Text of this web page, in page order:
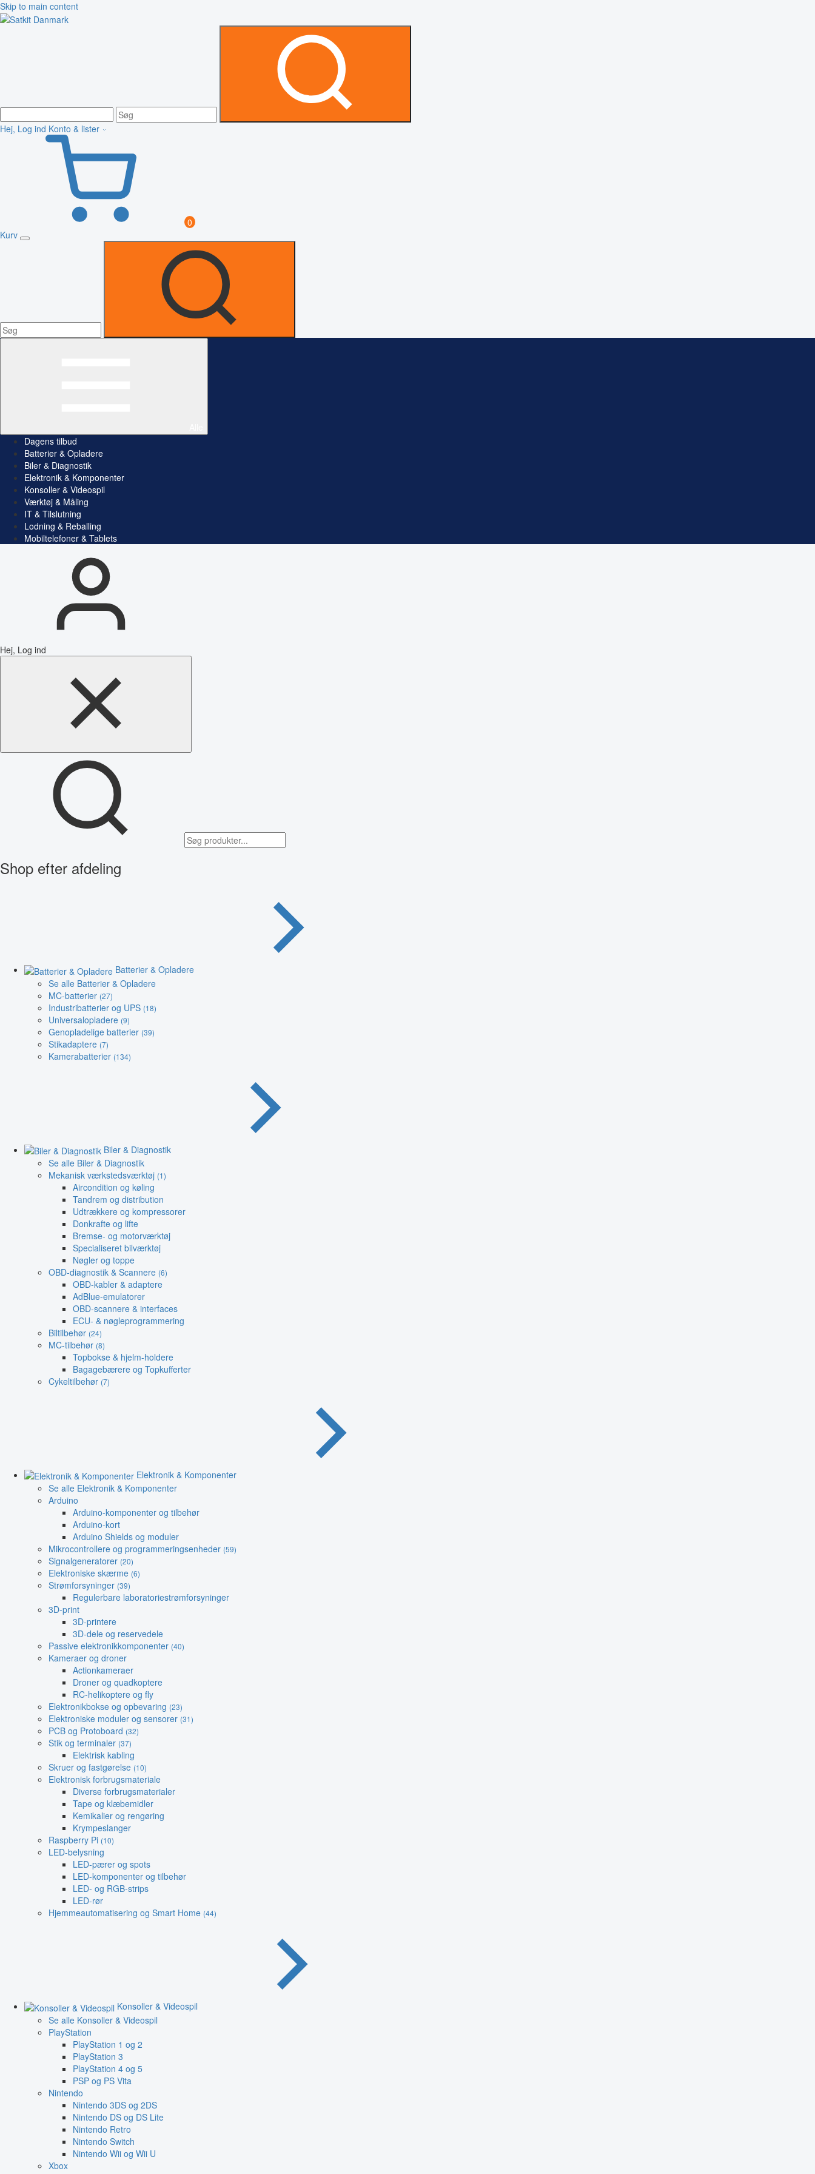
Skip to main content
Hej, Log ind Konto & lister
0
Kurv
Dagens tilbud
Batterier & Opladere
Biler & Diagnostik
Elektronik & Komponenter
Konsoller & Videospil
Værktøj & Måling
IT & Tilslutning
Lodning & Reballing
Mobiltelefoner & Tablets
Hej, Log ind
Shop efter afdeling
Batterier & Opladere
Se alle Batterier & Opladere
MC-batterier (27)
Industribatterier og UPS (18)
Universalopladere (9)
Genopladelige batterier (39)
Stikadaptere (7)
Kamerabatterier (134)
Biler & Diagnostik
Se alle Biler & Diagnostik
Mekanisk værkstedsværktøj (1)
Aircondition og køling
Tandrem og distribution
Udtrækkere og kompressorer
Donkrafte og lifte
Bremse- og motorværktøj
Specialiseret bilværktøj
Nøgler og toppe
OBD-diagnostik & Scannere (6)
OBD-kabler & adaptere
AdBlue-emulatorer
OBD-scannere & interfaces
ECU- & nøgleprogrammering
Biltilbehør (24)
MC-tilbehør (8)
Topbokse & hjelm-holdere
Bagagebærere og Topkufferter
Cykeltilbehør (7)
Elektronik & Komponenter
Se alle Elektronik & Komponenter
Arduino
Arduino-komponenter og tilbehør
Arduino-kort
Arduino Shields og moduler
Mikrocontrollere og programmeringsenheder (59)
Signalgeneratorer (20)
Elektroniske skærme (6)
Strømforsyninger (39)
Regulerbare laboratoriestrømforsyninger
3D-print
3D-printere
3D-dele og reservedele
Passive elektronikkomponenter (40)
Kameraer og droner
Actionkameraer
Droner og quadkoptere
RC-helikoptere og fly
Elektronikbokse og opbevaring (23)
Elektroniske moduler og sensorer (31)
PCB og Protoboard (32)
Stik og terminaler (37)
Elektrisk kabling
Skruer og fastgørelse (10)
Elektronisk forbrugsmateriale
Diverse forbrugsmaterialer
Tape og klæbemidler
Kemikalier og rengøring
Krympeslanger
Raspberry Pi (10)
LED-belysning
LED-pærer og spots
LED-komponenter og tilbehør
LED- og RGB-strips
LED-rør
Hjemmeautomatisering og Smart Home (44)
Konsoller & Videospil
Se alle Konsoller & Videospil
PlayStation
PlayStation 1 og 2
PlayStation 3
PlayStation 4 og 5
PSP og PS Vita
Nintendo
Nintendo 3DS og 2DS
Nintendo DS og DS Lite
Nintendo Retro
Nintendo Switch
Nintendo Wii og Wii U
Xbox